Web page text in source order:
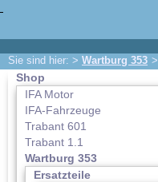
Sie sind hier: > Wartburg 353 >
Shop
IFA Motor
IFA-Fahrzeuge
Trabant 601
Trabant 1.1
Wartburg 353
Ersatzteile